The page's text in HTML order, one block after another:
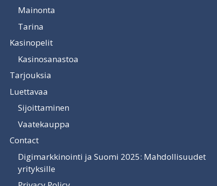
Mainonta
Tarina
Kasinopelit
Kasinosanastoa
Tarjouksia
Luettavaa
Sijoittaminen
Vaatekauppa
Contact
Digimarkkinointi ja Suomi 2025: Mahdollisuudet
yrityksille